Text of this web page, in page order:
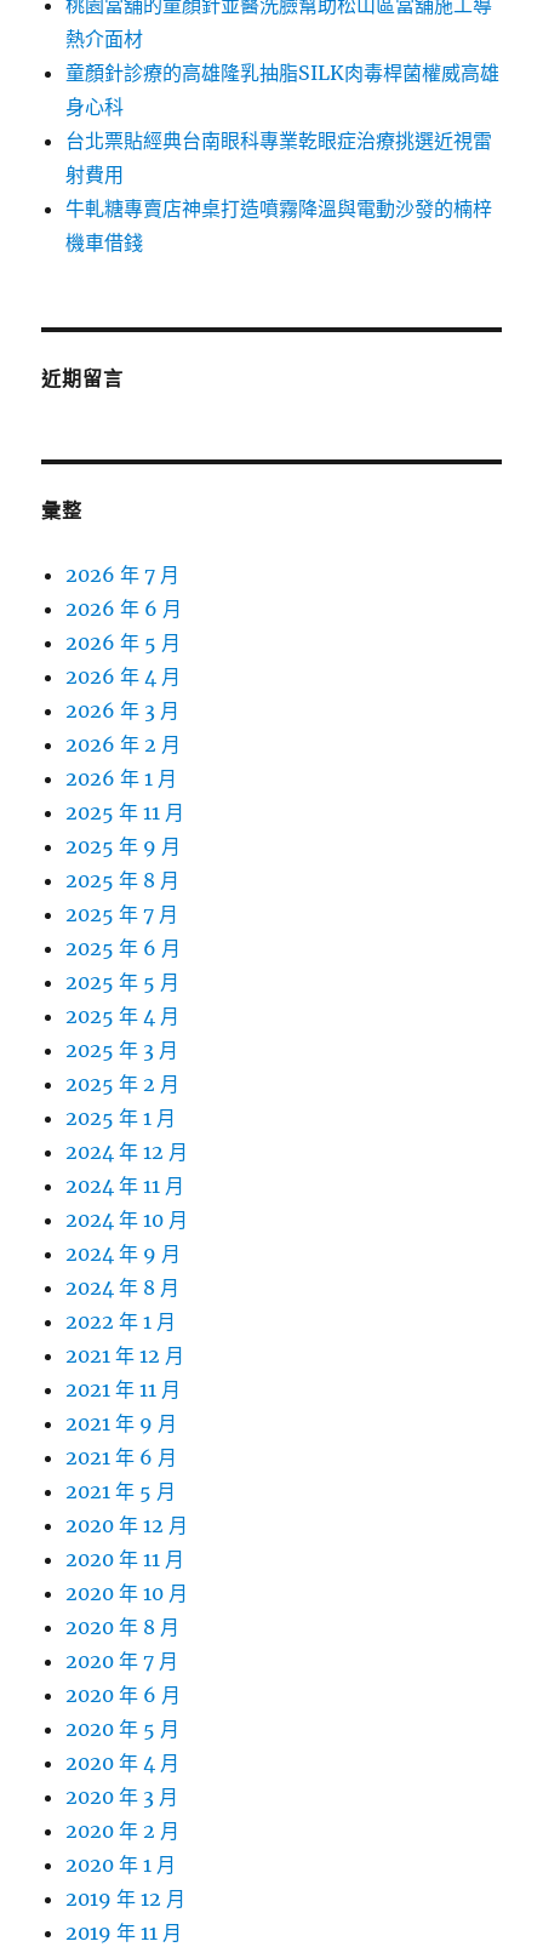
桃園當舖的童顏針並醫洗臉幫助松山區當舖施工導
熱介面材
童顏針診療的高雄隆乳抽脂SILK肉毒桿菌權威高雄
身心科
台北票貼經典台南眼科專業乾眼症治療挑選近視雷
射費用
牛軋糖專賣店神桌打造噴霧降溫與電動沙發的楠梓
機車借錢
近期留言
彙整
2026 年 7 月
2026 年 6 月
2026 年 5 月
2026 年 4 月
2026 年 3 月
2026 年 2 月
2026 年 1 月
2025 年 11 月
2025 年 9 月
2025 年 8 月
2025 年 7 月
2025 年 6 月
2025 年 5 月
2025 年 4 月
2025 年 3 月
2025 年 2 月
2025 年 1 月
2024 年 12 月
2024 年 11 月
2024 年 10 月
2024 年 9 月
2024 年 8 月
2022 年 1 月
2021 年 12 月
2021 年 11 月
2021 年 9 月
2021 年 6 月
2021 年 5 月
2020 年 12 月
2020 年 11 月
2020 年 10 月
2020 年 8 月
2020 年 7 月
2020 年 6 月
2020 年 5 月
2020 年 4 月
2020 年 3 月
2020 年 2 月
2020 年 1 月
2019 年 12 月
2019 年 11 月